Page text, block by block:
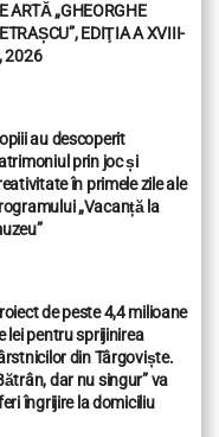
ARTĂ „GHEORGHE
EDIŢIA A XVIII-
2026
au descoperit
prin joc și
în primele zile ale
„Vacanță la
de peste 4,4 milioane
lei pentru sprijinirea
din Târgoviște.
dar nu singur” va
îngrijire la domiciliu